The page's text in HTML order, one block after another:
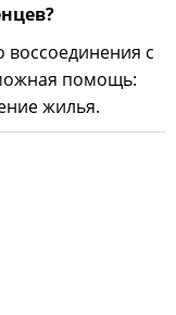
с
помощь:
жилья.